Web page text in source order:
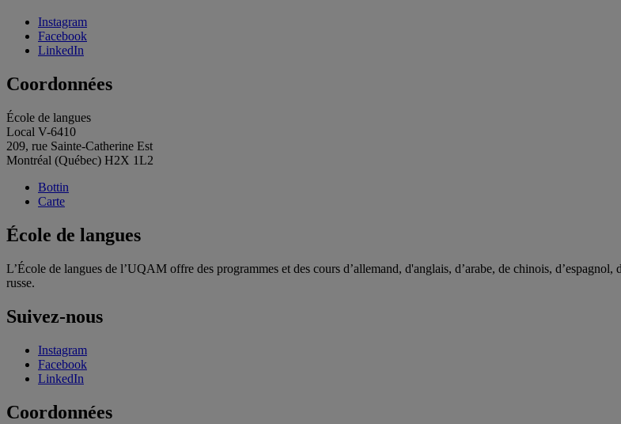
Instagram
Facebook
LinkedIn
Coordonnées
École de langues
Local V-6410
209, rue Sainte-Catherine Est
Montréal (Québec) H2X 1L2
Bottin
Carte
École de langues
L’École de langues de l’UQAM offre des programmes et des cours d’allemand, d'anglais, d’arabe, de chinois,
russe.
Suivez-nous
Instagram
Facebook
LinkedIn
Coordonnées